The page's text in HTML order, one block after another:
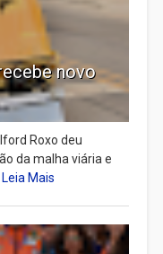
novo
Roxo deu
da malha viária e
Leia Mais